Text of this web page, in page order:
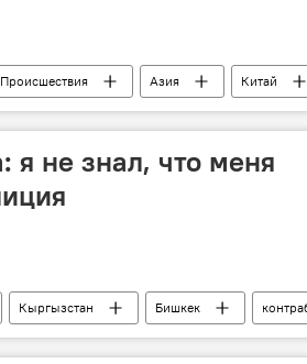
Происшествия Азия Китай
я не знал, что меня
Кыргызстан Бишкек